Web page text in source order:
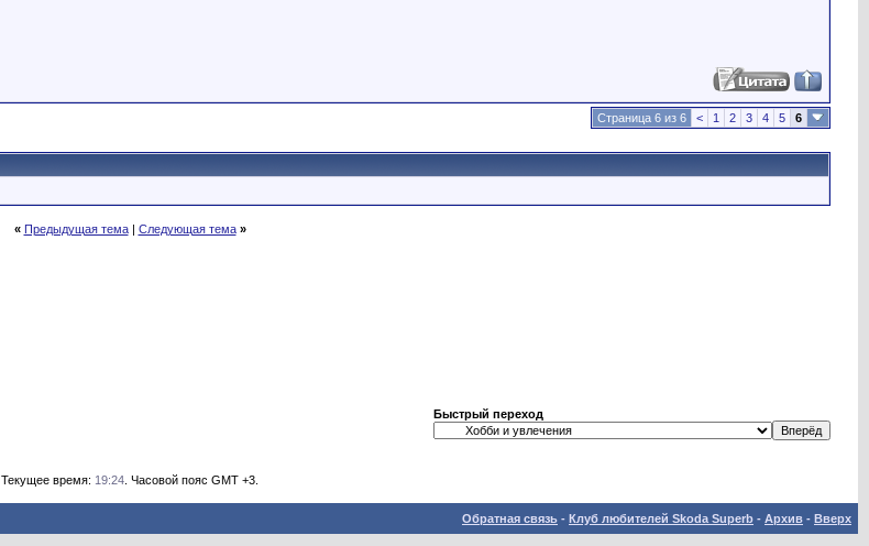
Страница 6 из 6 < 1 2 3 4 5 6
« Предыдущая тема| Следующая тема »
Быстрый переход
Текущее время: 19:24 . Часовой пояс GMT +3.
Обратная связь - Клуб любителей Skoda Superb - Архив - Вверх